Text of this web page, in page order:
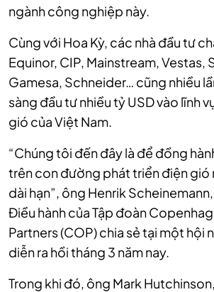
ngành công nghiệp này.
Cùng với Hoa Kỳ, các nhà đầu tư
Equinor, CIP, Mainstream, Vestas,
Gamesa, Schneider… cũng nhiều
sàng đầu tư nhiều tỷ USD vào lĩnh
gió của Việt Nam.
“Chúng tôi đến đây là để đồng
trên con đường phát triển điện gió
dài hạn”, ông Henrik
Điều hành của Tập đoàn
Partners (COP) chia sẻ tại một hội
diễn ra hồi tháng 3 năm nay.
Trong khi đó, ông Mark